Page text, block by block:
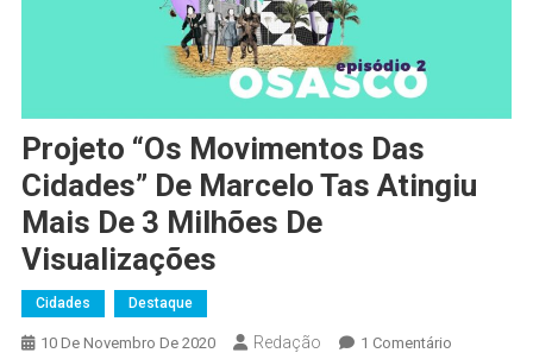
Projeto “Os Movimentos Das
Cidades” De Marcelo Tas Atingiu
Mais De 3 Milhões De
Visualizações
Cidades Destaque
10 De Novembro De 2020 Redação 1 ComentárioEm